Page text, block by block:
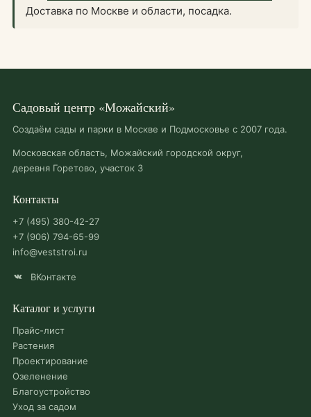
Доставка по Москве и области, посадка.
Садовый центр «Можайский»
Создаём сады и парки в Москве и Подмосковье с 2007 года.
Московская область, Можайский городской округ,
деревня Горетово, участок 3
Контакты
+7 (495) 380-42-27
+7 (906) 794-65-99
info@veststroi.ru
ВКонтакте
Каталог и услуги
Прайс-лист
Растения
Проектирование
Озеленение
Благоустройство
Уход за садом